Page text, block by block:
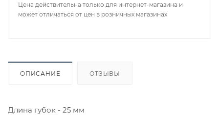
Цена действительна только для интернет-магазина и
может отличаться от цен в розничных магазинах
ОПИСАНИЕ ОТЗЫВЫ
Длина губок - 25 мм